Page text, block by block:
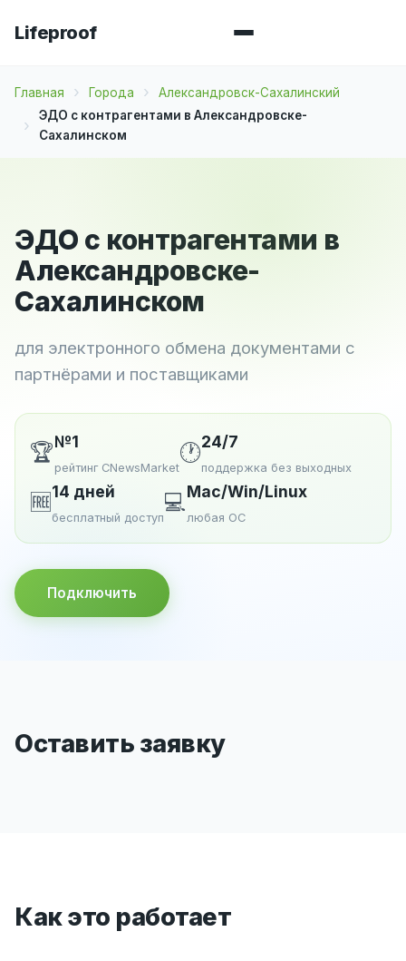
Lifeproof
Главная Города
Александровск-Сахалинский
ЭДО с контрагентами в Александровске-
Сахалинском
ЭДО с контрагентами в
Александровске-
Сахалинском
для электронного обмена документами с
партнёрами и поставщиками
🏆№1
рейтинг CNewsMarket
🕐24/7
поддержка без выходных
🆓14 дней
бесплатный доступ
💻Mac/Win/Linux
любая ОС
Подключить
Оставить заявку
Как это работает